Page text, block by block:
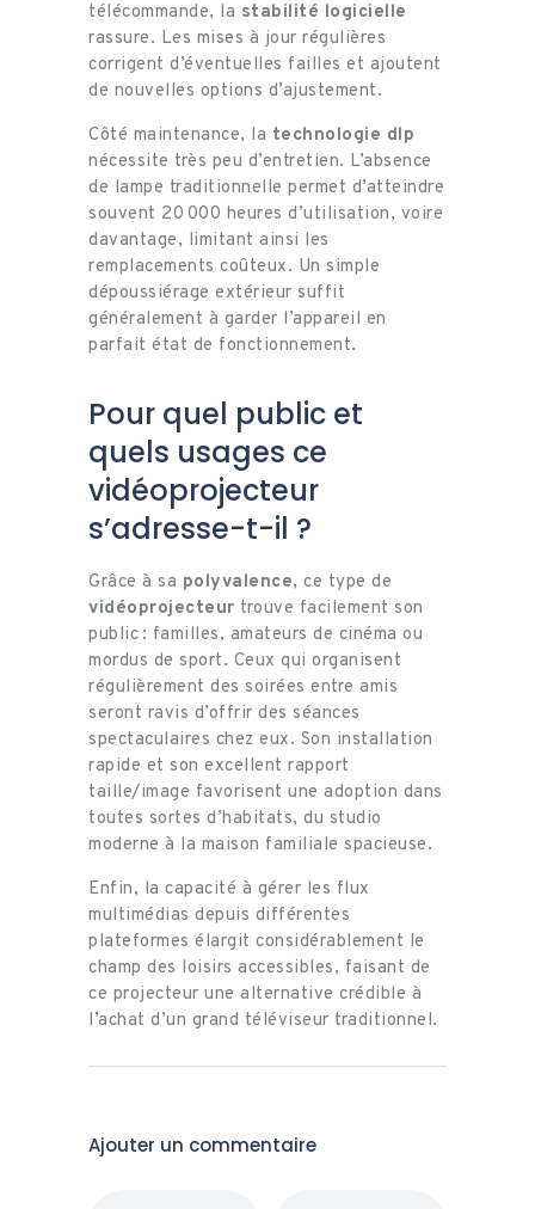
télécommande, la stabilité logicielle
rassure. Les mises à jour régulières
corrigent d’éventuelles failles et ajoutent
de nouvelles options d’ajustement.
Côté maintenance, la technologie dlp
nécessite très peu d’entretien. L’absence
de lampe traditionnelle permet d’atteindre
souvent 20 000 heures d’utilisation, voire
davantage, limitant ainsi les
remplacements coûteux. Un simple
dépoussiérage extérieur suffit
généralement à garder l’appareil en
parfait état de fonctionnement.
Pour quel public et
quels usages ce
vidéoprojecteur
s’adresse-t-il ?
Grâce à sa polyvalence, ce type de
vidéoprojecteur trouve facilement son
public : familles, amateurs de cinéma ou
mordus de sport. Ceux qui organisent
régulièrement des soirées entre amis
seront ravis d’offrir des séances
spectaculaires chez eux. Son installation
rapide et son excellent rapport
taille/image favorisent une adoption dans
toutes sortes d’habitats, du studio
moderne à la maison familiale spacieuse.
Enfin, la capacité à gérer les flux
multimédias depuis différentes
plateformes élargit considérablement le
champ des loisirs accessibles, faisant de
ce projecteur une alternative crédible à
l’achat d’un grand téléviseur traditionnel.
Ajouter un commentaire